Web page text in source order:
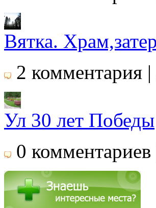
Вятка.
2 комментария
Ул 30 лет Победы
0